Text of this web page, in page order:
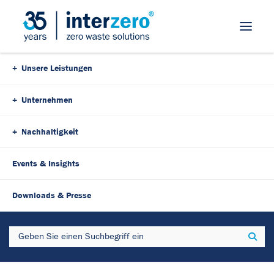
Skip Navigation
Unsere Leistungen
Unternehmen
Nachhaltigkeit
Events & Insights
Downloads & Presse
Search